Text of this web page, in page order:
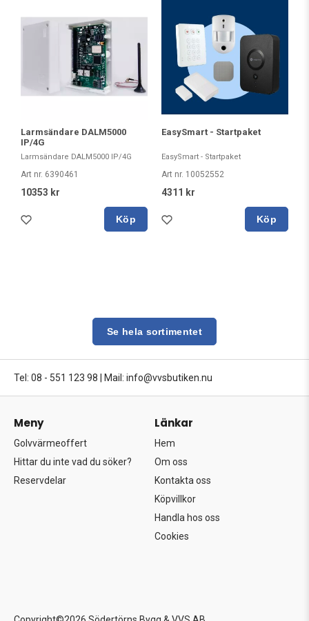
Larmsändare DALM5000
IP/4G
Larmsändare DALM5000 IP/4G
Art nr. 6390461
10353 kr
Köp
EasySmart - Startpaket
EasySmart - Startpaket
Art nr. 10052552
4311 kr
Köp
Se hela sortimentet
Tel: 08 - 551 123 98 Mail: info@vvsbutiken.nu
Meny
Golvvärmeoffert
Hittar du inte vad du söker?
Reservdelar
Länkar
Hem
Om oss
Kontakta oss
Köpvillkor
Handla hos oss
Cookies